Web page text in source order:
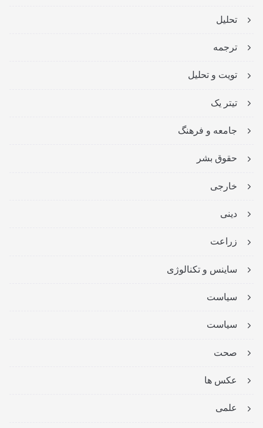
تحلیل
ترجمه
تویت و تحلیل
تیتر یک
جامعه و فرهنگ
حقوق بشر
خارجی
دینی
زراعت
ساینس و تکنالوژی
سیاست
سیاست
صحت
عکس ها
علمی